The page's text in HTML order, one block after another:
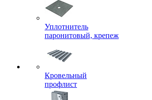
Уплотнитель
паронитовый, крепеж
Кровельный
профлист